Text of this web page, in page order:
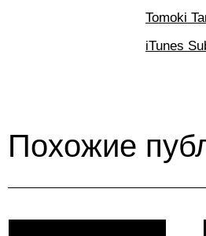
Tomoki
iTunes
Похожие